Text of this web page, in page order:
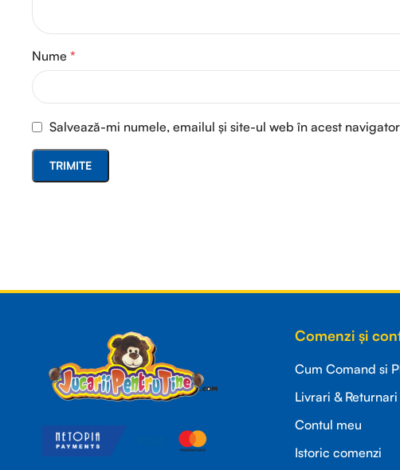
Nume *
Salvează-mi numele, emailul și site-ul web în acest
Comenzi și
Cum Comand si
Livrari & Returnari
Contul meu
Istoric comenzi